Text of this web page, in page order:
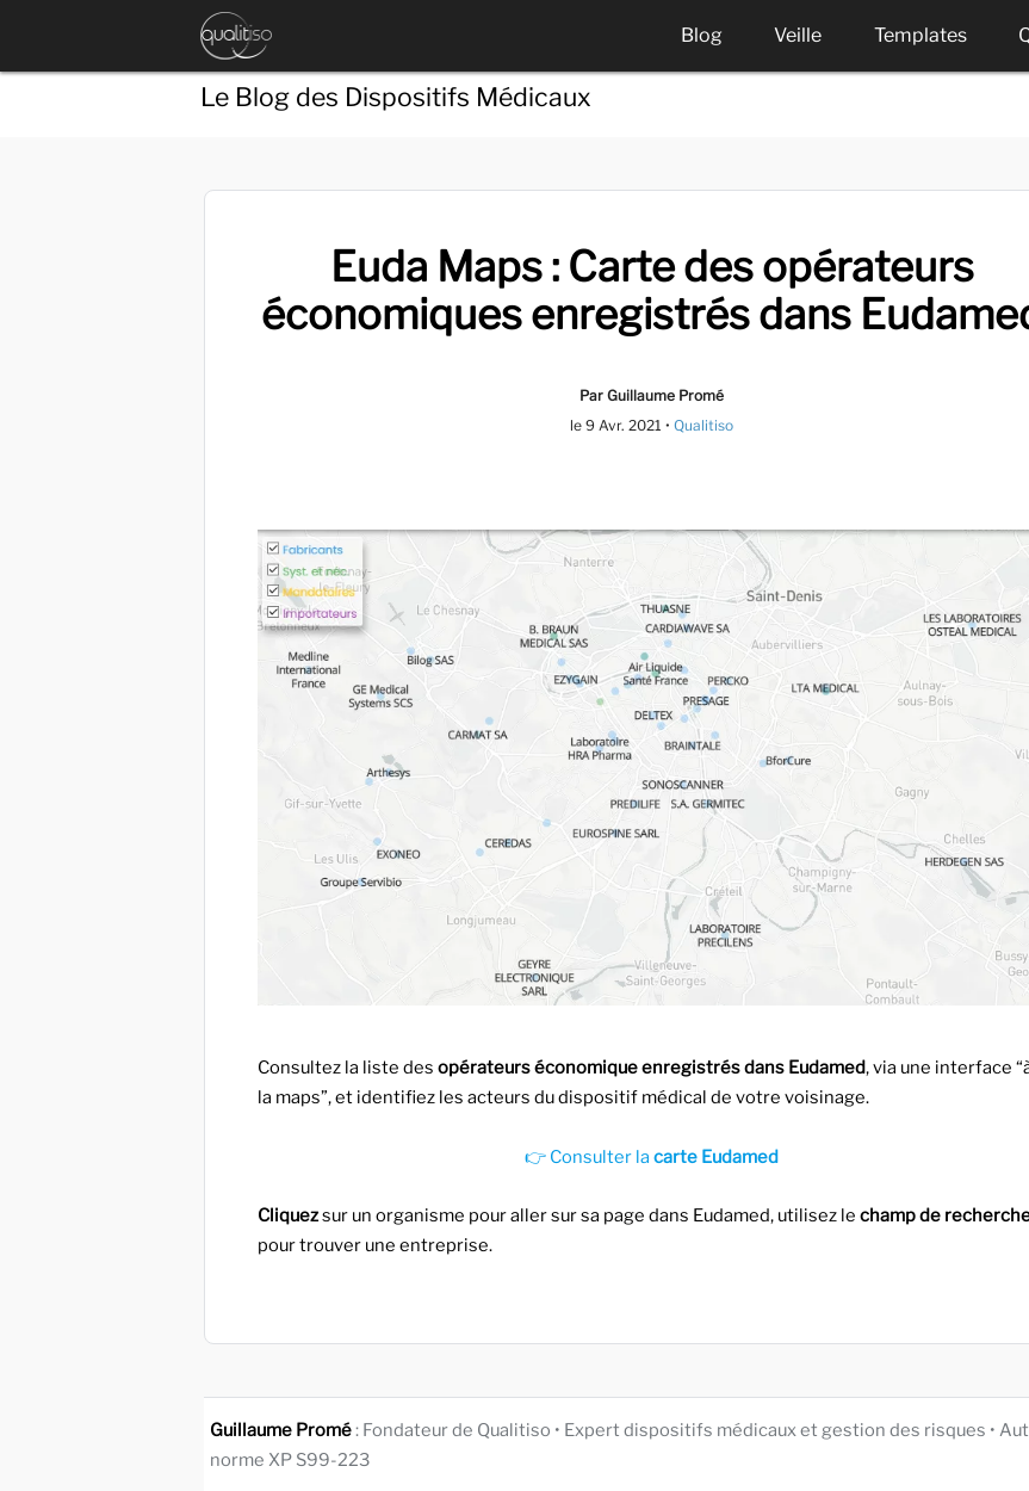
Blog Veille Templates
Le Blog des Dispositifs Médicaux
Euda Maps : Carte des opérateurs
économiques enregistrés dans
Par Guillaume Promé
le 9 Avr. 2021 •Qualitiso
Consultez la liste des opérateurs économique enregistrés dans Eudamed, via une interface
la maps”, et identifiez les acteurs du dispositif médical de votre voisinage.
👉 Consulter lacarte Eudamed
Cliquezsur un organisme pour aller sur sa page dans Eudamed, utilisez le champ de
pour trouver une entreprise.
Guillaume Promé: Fondateur de Qualitiso • Expert dispositifs médicaux et gestion des risques •
norme XP S99-223